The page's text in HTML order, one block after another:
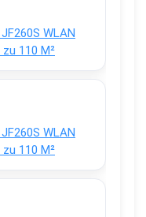
WLAN
110 M²
WLAN
110 M²